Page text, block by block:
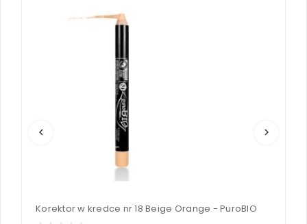
keyboard_arrow_left keyboard_arrow_right
Korektor w kredce nr 18 Beige Orange - PuroBIO